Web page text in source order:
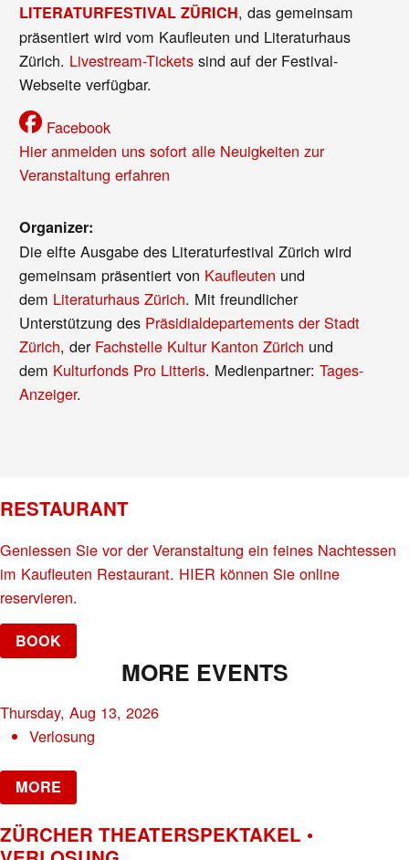
LITERATURFESTIVAL ZÜRICH, das gemeinsam
präsentiert wird vom Kaufleuten und Literaturhaus
Zürich. Livestream-Tickets sind auf der Festival-
Webseite verfügbar.
Facebook
Hier anmelden uns sofort alle Neuigkeiten zur
Veranstaltung erfahren
Organizer:
Die elfte Ausgabe des Literaturfestival Zürich wird
gemeinsam präsentiert von Kaufleuten und
dem Literaturhaus Zürich. Mit freundlicher
Unterstützung des Präsidialdepartements der Stadt
Zürich, der Fachstelle Kultur Kanton Zürich und
dem Kulturfonds Pro Litteris. Medienpartner:Tages-
Anzeiger.
RESTAURANT
Geniessen Sie vor der Veranstaltung ein feines Nachtessen
im Kaufleuten Restaurant. HIER können Sie online
reservieren.
BOOK
MORE EVENTS
Thursday, Aug 13, 2026
Verlosung
MORE
ZÜRCHER THEATERSPEKTAKEL •